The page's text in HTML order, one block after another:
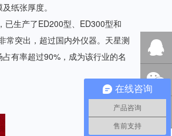
纸张厚度。
生产了ED200型、ED300型和
常突出，超过国内外仪器。天星测
有率超过90%，成为该行业的名
QQ客服
微信咨
在线咨询
产品咨询
售前支持